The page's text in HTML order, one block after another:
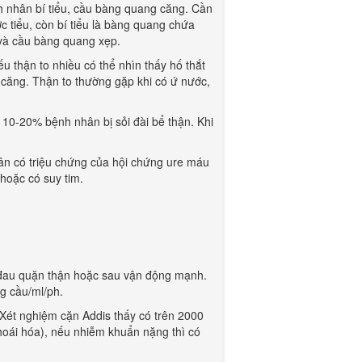
bí tiểu, cầu bàng quang căng. Cần
tiểu, còn bí tiểu là bàng quang chứa
cầu bàng quang xẹp.
thận to nhiều có thể nhìn thấy hố thắt
Thận to thường gặp khi có ứ nước,
20% bệnh nhân bị sỏi đài bể thận. Khi
có triệu chứng của hội chứng ure máu
có suy tim.
quặn thận hoặc sau vận động mạnh.
cầu/ml/ph.
nghiệm cặn Addis thấy có trên 2000
hóa), nếu nhiễm khuẩn nặng thì có